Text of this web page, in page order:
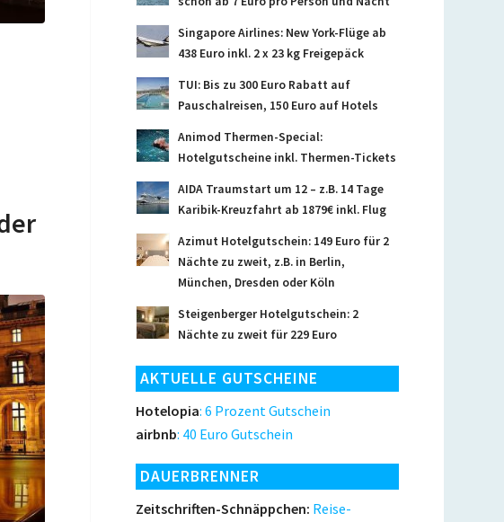
Singapore Airlines: New York-Flüge ab
438 Euro inkl. 2 x 23 kg Freigepäck
TUI: Bis zu 300 Euro Rabatt auf
Pauschalreisen, 150 Euro auf Hotels
Animod Thermen-Special:
Hotelgutscheine inkl. Thermen-Tickets
AIDA Traumstart um 12 – z.B. 14 Tage
Karibik-Kreuzfahrt ab 1879€ inkl. Flug
Azimut Hotelgutschein: 149 Euro für 2
Nächte zu zweit, z.B. in Berlin,
München, Dresden oder Köln
Steigenberger Hotelgutschein: 2
Nächte zu zweit für 229 Euro
AKTUELLE GUTSCHEINE
Hotelopia: 6 Prozent Gutschein
airbnb: 40 Euro Gutschein
DAUERBRENNER
Zeitschriften-Schnäppchen: Reise-